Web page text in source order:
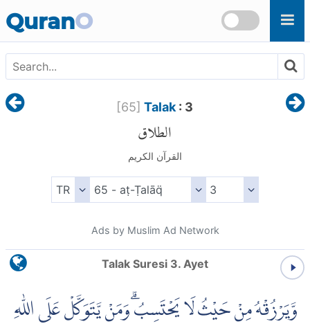
QuranO
[65] Talak: 3
الطلاق
القرآن الكريم
Ads by Muslim Ad Network
Talak Suresi 3. Ayet
وَّيَرْزُقْهُ مِنْ حَيْثُ لَا يَحْتَسِبُۗ وَمَنْ يَّتَوَكَّلْ عَلَى اللّٰهِ